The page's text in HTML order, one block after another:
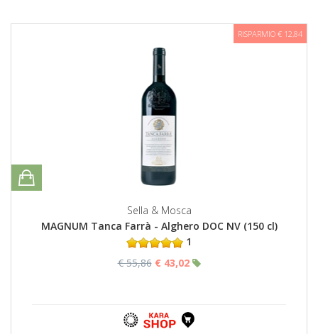
RISPARMIO € 12,84
Sella & Mosca
MAGNUM Tanca Farrà - Alghero DOC NV (150 cl)
1
€ 55,86 € 43,02